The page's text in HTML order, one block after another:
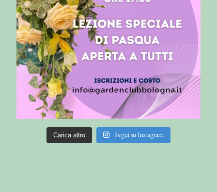
Carica altro Segui su Instagram